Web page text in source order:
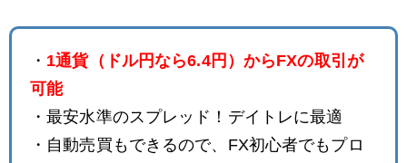
・ 1通貨（ドル円なら6.4円）からFXの取引が
可能
・最安水準のスプレッド！デイトレに最適
・自動売買もできるので、FX初心者でもプロ